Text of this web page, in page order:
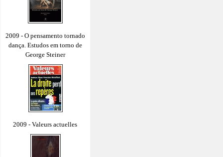
2009 - O pensamento tornado
dança. Estudos em torno de
George Steiner
2009 - Valeurs actuelles